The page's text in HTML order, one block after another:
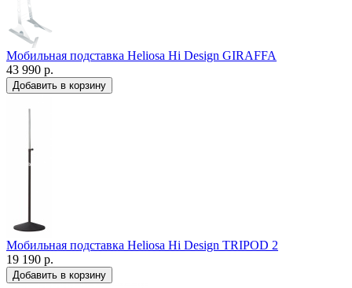
Мобильная подставка Heliosa Hi Design GIRAFFA
43 990 р.
Мобильная подставка Heliosa Hi Design TRIPOD 2
19 190 р.